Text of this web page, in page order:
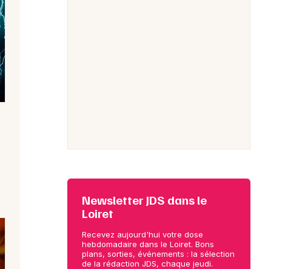
Newsletter JDS dans le
Loiret
Recevez aujourd'hui votre dose
hebdomadaire dans le Loiret. Bons
plans, sorties, événements : la sélection
de la rédaction JDS, chaque jeudi.